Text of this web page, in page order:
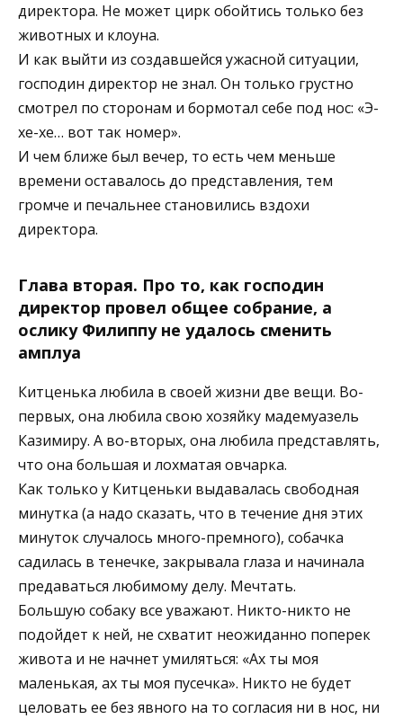
директора. Не может цирк обойтись только без
животных и клоуна.
И как выйти из создавшейся ужасной ситуации,
господин директор не знал. Он только грустно
смотрел по сторонам и бормотал себе под нос: «Э-
хе-хе… вот так номер».
И чем ближе был вечер, то есть чем меньше
времени оставалось до представления, тем
громче и печальнее становились вздохи
директора.
Глава вторая. Про то, как господин
директор провел общее собрание, а
ослику Филиппу не удалось сменить
амплуа
Китценька любила в своей жизни две вещи. Во-
первых, она любила свою хозяйку мадемуазель
Казимиру. А во-вторых, она любила представлять,
что она большая и лохматая овчарка.
Как только у Китценьки выдавалась свободная
минутка (а надо сказать, что в течение дня этих
минуток случалось много-премного), собачка
садилась в тенечке, закрывала глаза и начинала
предаваться любимому делу. Мечтать.
Большую собаку все уважают. Никто-никто не
подойдет к ней, не схватит неожиданно поперек
живота и не начнет умиляться: «Ах ты моя
маленькая, ах ты моя пусечка». Никто не будет
целовать ее без явного на то согласия ни в нос, ни